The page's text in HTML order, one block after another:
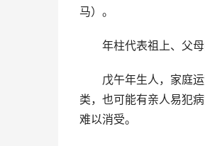
马）。
年柱代表祖上、父
戊午年生人，家庭
类，也可能有亲人易犯
难以消受。